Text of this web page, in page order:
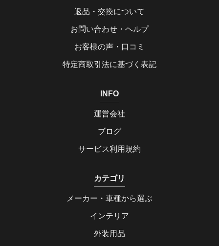
返品・交換について
お問い合わせ・ヘルプ
お客様の声・口コミ
特定商取引法に基づく表記
INFO
運営会社
ブログ
サービス利用規約
カテゴリ
メーカー・車種から選ぶ
インテリア
外装用品